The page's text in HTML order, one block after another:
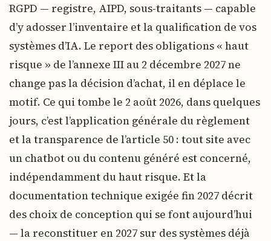
RGPD — registre, AIPD, sous-traitants — capable
d’y adosser l’inventaire et la qualification de vos
systèmes d’IA. Le report des obligations « haut
risque » de l’annexe III au 2 décembre 2027 ne
change pas la décision d’achat, il en déplace le
motif. Ce qui tombe le 2 août 2026, dans quelques
jours, c’est l’application générale du règlement
et la transparence de l’article 50 : tout site avec
un chatbot ou du contenu généré est concerné,
indépendamment du haut risque. Et la
documentation technique exigée fin 2027 décrit
des choix de conception qui se font aujourd’hui
— la reconstituer en 2027 sur des systèmes déjà